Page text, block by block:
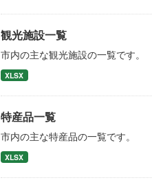
観光施設一覧
市内の主な観光施設の一覧です。
XLSX
特産品一覧
市内の主な特産品の一覧です。
XLSX